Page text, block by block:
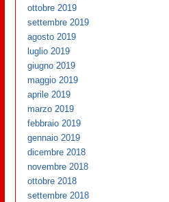
ottobre 2019
settembre 2019
agosto 2019
luglio 2019
giugno 2019
maggio 2019
aprile 2019
marzo 2019
febbraio 2019
gennaio 2019
dicembre 2018
novembre 2018
ottobre 2018
settembre 2018